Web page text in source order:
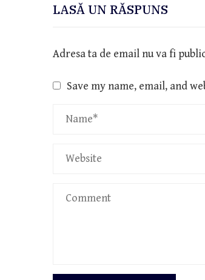
LASĂ UN RĂSPUNS
Adresa ta de email nu va fi
Save my name, email, and